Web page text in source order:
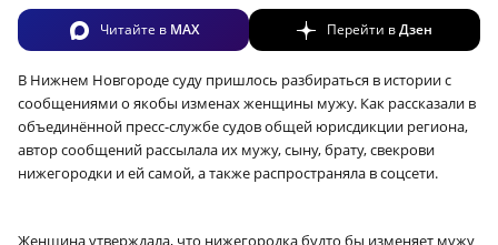
Читайте в MAX Перейти вДзен
В Нижнем Новгороде суду пришлось разбираться в истории с
сообщениями о якобы изменах женщины мужу. Как рассказали в
объединённой пресс-службе судов общей юрисдикции региона,
автор сообщений рассылала их мужу, сыну, брату, свекрови
нижегородки и ей самой, а также распространяла в соцсети.
Женщина утверждала, что нижегородка будто бы изменяет мужу